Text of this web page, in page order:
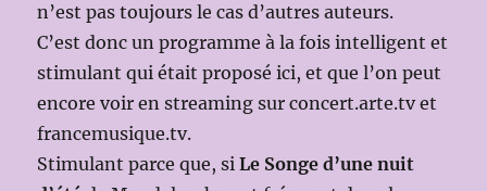
n’est pas toujours le cas d’autres auteurs.
C’est donc un programme à la fois intelligent et
stimulant qui était proposé ici, et que l’on peut
encore voir en streaming sur concert.arte.tv et
francemusique.tv.
Stimulant parce que, siLe Songe d’une nuit